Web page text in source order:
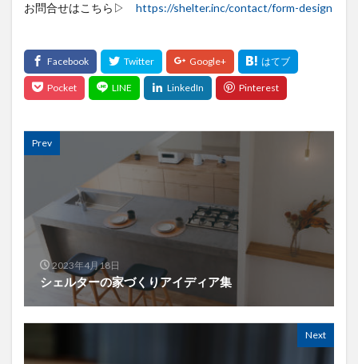
お問合せはこちら▷ https://shelter.inc/contact/form-design
Prev
2023年4月18日
シェルターの家づくりアイディア集
Next